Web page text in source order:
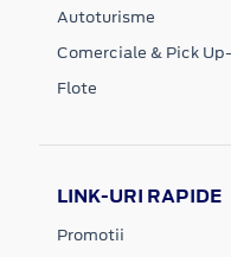
Autoturisme
Comerciale & Pick
Flote
LINK-URI RAPIDE
Promotii